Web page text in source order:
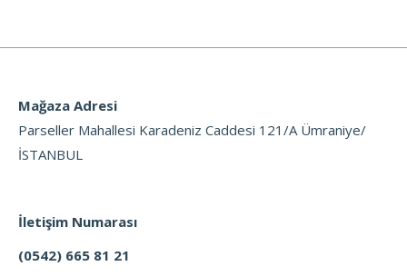
Mağaza Adresi
Parseller Mahallesi Karadeniz Caddesi 121/A Ümraniye/
İSTANBUL
İletişim Numarası
(0542) 665 81 21